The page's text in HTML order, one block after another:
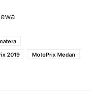
2019
MotoPrix Medan